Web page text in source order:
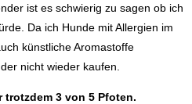
ist es schwierig zu sagen ob ich
Da ich Hunde mit Allergien im
künstliche Aromastoffe
nicht wieder kaufen.
trotzdem 3 von 5 Pfoten.